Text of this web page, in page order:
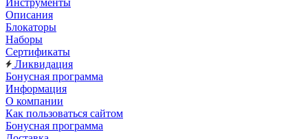
Инструменты
Описания
Блокаторы
Наборы
Сертификаты
Ликвидация
Бонусная программа
Информация
О компании
Как пользоваться сайтом
Бонусная программа